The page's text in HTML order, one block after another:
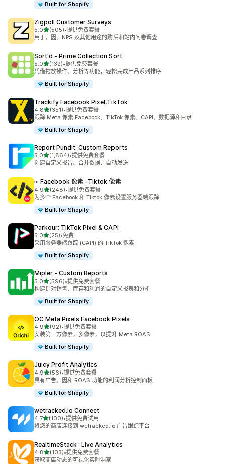
Built for Shopify
Zigpoll Customer Surveys
5.0星（满分 5 星）
(505)
总共 505 条评论
•提供免费套餐
用于归因、NPS 及其他用途的购后和站内问卷调查
Sort'd ‑ Prime Collection Sort
5.0星（满分 5 星）
(132)
总共 132 条评论
•提供免费套餐
凭借拖放操作、分析等功能，轻松完成产品系列排序
Built for Shopify
Trackify Facebook Pixel,TikTok
4.8星（满分 5 星）
(351)
总共 351 条评论
•提供免费套餐
跟踪 Meta 像素 Facebook、TikTok 像素、CAPI、数据源和目录
Built for Shopify
Report Pundit: Custom Reports
5.0星（满分 5 星）
(1,864)
总共 1864 条评论
•提供免费套餐
创建自定义报告、合并数据并自动发送
∞ Facebook 像素 ‑Tiktok 像素
4.9星（满分 5 星）
(248)
总共 248 条评论
•提供免费套餐
为多个 Facebook 和 Tiktok 像素设置服务器端跟踪
Built for Shopify
Parkour: TikTok Pixel & CAPI
5.0星（满分 5 星）
(25)
总共 25 条评论
•免费
采用服务器端跟踪 (CAPI) 的 TikTok 像素
Built for Shopify
Mipler ‑ Custom Reports
5.0星（满分 5 星）
(596)
总共 596 条评论
•提供免费套餐
构建针对销售、库存和利润的自定义报表和分析
Built for Shopify
OC Meta Pixels Facebook Pixels
4.9星（满分 5 星）
(92)
总共 92 条评论
•提供免费套餐
安装第一方像素，多像素，以提升 Meta ROAS
Built for Shopify
Juicy Profit Analytics
4.9星（满分 5 星）
(56)
总共 56 条评论
•提供免费套餐
具有广告归因和 ROAS 功能的利润分析控制面板
Built for Shopify
wetracked.io Connect
4.7星（满分 5 星）
(100)
总共 100 条评论
•提供免费试用
将您的商店连接到 wetracked.io 广告跟踪平台
RealtimeStack : Live Analytics
4.8星（满分 5 星）
(103)
总共 103 条评论
•提供免费套餐
获取商店动态的可视化实时洞察